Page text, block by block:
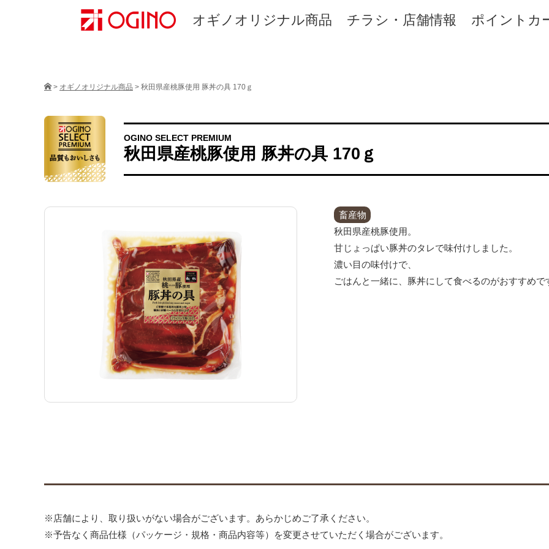
オギノオリジナル商品 チラシ・店舗情報 ポイントカ
> オギノオリジナル商品 > 秋田県産桃豚使用 豚丼の具 170ｇ
OGINO SELECT PREMIUM
秋田県産桃豚使用 豚丼の具 170ｇ
畜産物
秋田県産桃豚使用。
甘じょっぱい豚丼のタレで味付けしました。
濃い目の味付けで、
ごはんと一緒に、豚丼にして食べるのがおすすめで
※店舗により、取り扱いがない場合がございます。あらかじめご了承ください。
※予告なく商品仕様（パッケージ・規格・商品内容等）を変更させていただく場合がございます。